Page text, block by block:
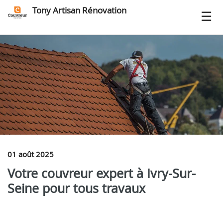
Tony Artisan Rénovation
01 août 2025
Votre couvreur expert à Ivry-Sur-
Seine pour tous travaux